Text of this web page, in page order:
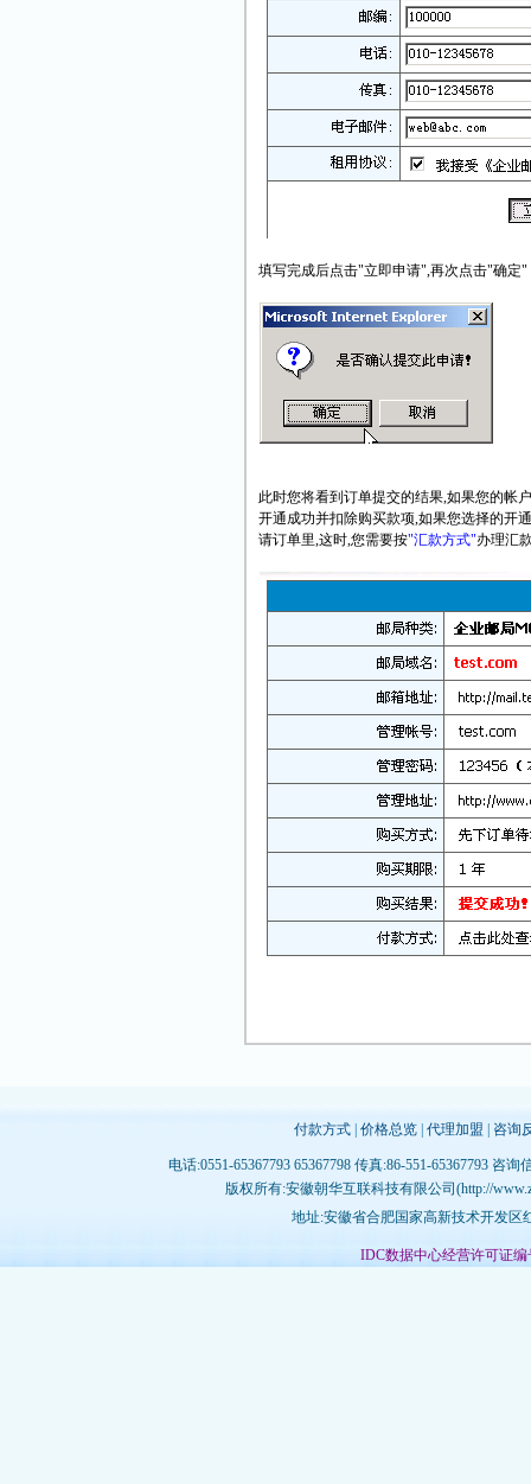
填写完成后点击"立即申请",再次点击"确定"
此时您将看到订单提交的结果,如果您的帐
开通成功并扣除购买款项,如果您选择的开
请订单里,这时,您需要按"汇款方式"办理汇
付款方式 价格总览 代理加盟 咨询
电话:0551-65367793 65367798 传真:86-551-65367793 咨询
版权所有:安徽朝华互联科技有限公司(http://
地址:安徽省合肥国家高新技术开发区
IDC数据中心经营许可证